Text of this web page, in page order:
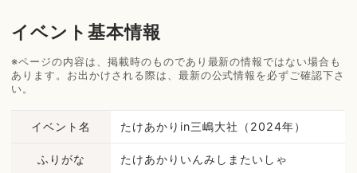
イベント基本情報
※ページの内容は、掲載時のものであり最新の情報ではない場合も
あります。お出かけされる際は、最新の公式情報を必ずご確認下さ
い。
イベント名 たけあかりin三嶋大社（2024年）
ふりがな たけあかりいんみしまたいしゃ